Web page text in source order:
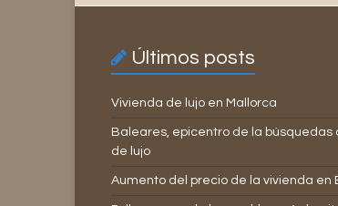
Últimos posts
Vivienda de lujo en Mallorca
Baleares, epicentro de la búsquedas
de lujo
Aumento del precio de la vivienda en